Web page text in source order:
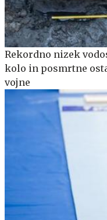
Rekordno nizek
kolo in posmrtne
vojne